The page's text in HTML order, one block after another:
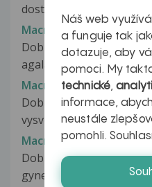
dostala macmiror
Macmiror complex 500
Dobrý den, byly mi
agalactiae v pochvě
Macmiror complex 500
Dobrý den, chtěla bych
vysvětlit. Po preventivní
Macmiror complex 500
Dobrý den, byla jsem
gynekologa, který mi řekl,
Náš web
a funguje tak
dotazuje, aby
pomoci. My
technické,
informace,
neustále
pomohli.